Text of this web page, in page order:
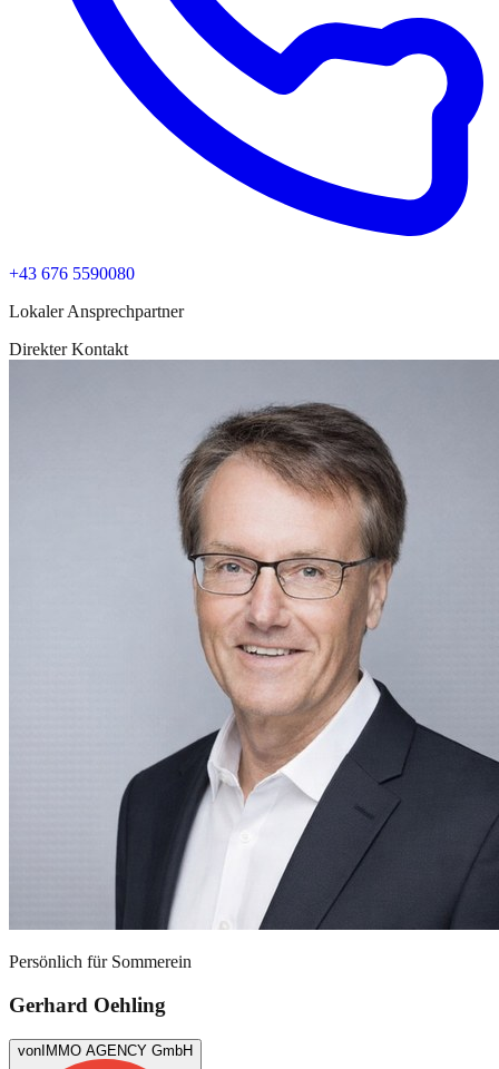
+43 676 5590080
Lokaler Ansprechpartner
Direkter Kontakt
Persönlich für Sommerein
Gerhard Oehling
vonIMMO AGENCY GmbH